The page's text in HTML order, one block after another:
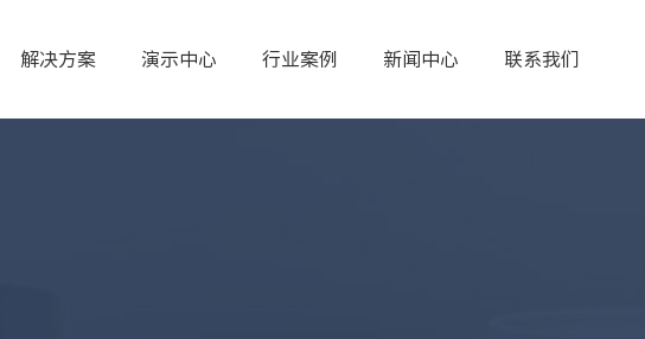
解决方案 演示中心 行业案例 新闻中心 联系我们